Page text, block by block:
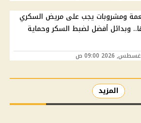
ومشروبات يجب على مريض السكري
وبدائل أفضل لضبط السكر وحماية
المزيد